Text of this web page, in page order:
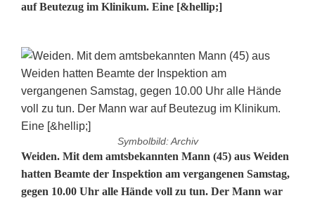
auf Beutezug im Klinikum. Eine [&hellip;]
Symbolbild: Archiv
A
g
Weiden. Mit dem amtsbekannten Mann (45) aus Weiden
hatten Beamte der Inspektion am vergangenen Samstag,
gegen 10.00 Uhr alle Hände voll zu tun. Der Mann war